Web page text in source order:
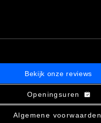
Bekijk onze reviews
Openingsuren
Algemene voorwaarden